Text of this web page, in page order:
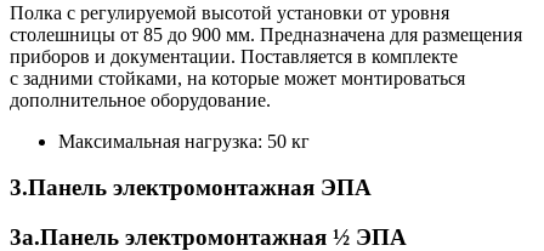
Полка с регулируемой высотой установки от уровня
столешницы от 85 до 900 мм. Предназначена для размещения
приборов и документации. Поставляется в комплекте
с задними стойками, на которые может монтироваться
дополнительное оборудование.
Максимальная нагрузка: 50 кг
3.Панель электромонтажная ЭПА
3a.Панель электромонтажная ½ ЭПА